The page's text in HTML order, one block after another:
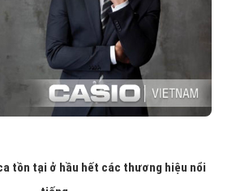
tồn tại ở hầu hết các thương hiệu nổi